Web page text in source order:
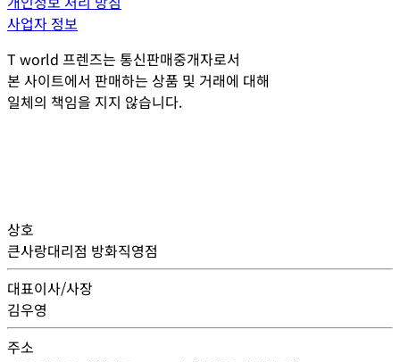
사업자 정보
T world 프렌즈는 통신판매중개자로서
본 사이트에서 판매하는 상품 및 거래에 대해
일체의 책임을 지지 않습니다.
상호
큰사랑대리점 방화직영점
대표이사/사장
김우영
주소